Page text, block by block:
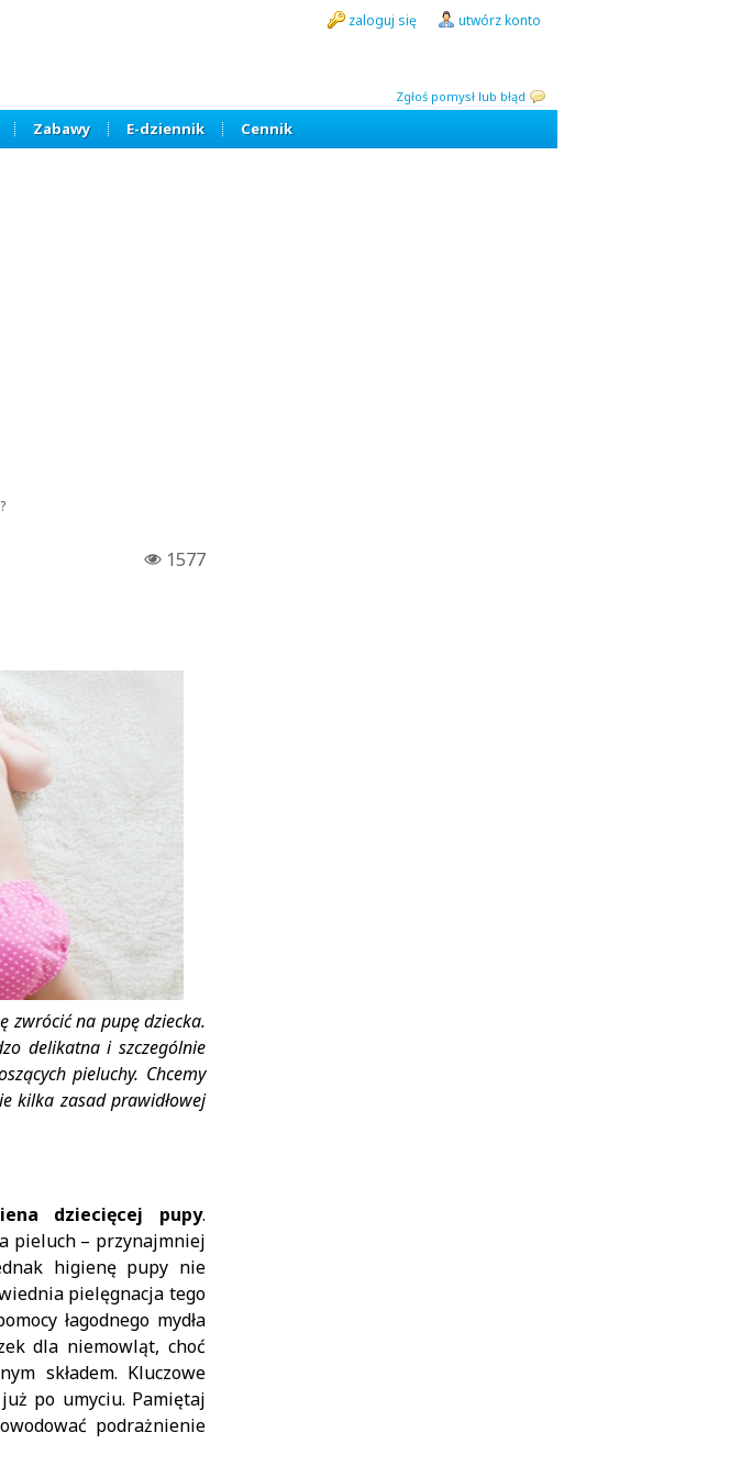
Zgłoś pomysł lub błąd
zaloguj się utwórz konto
Zabawy E-dziennik Cennik
1577
zwrócić na pupę dziecka.
delikatna i szczególnie
pieluchy. Chcemy
kilka zasad prawidłowej
dziecięcej pupy.
pieluch – przynajmniej
higienę pupy nie
pielęgnacja tego
łagodnego mydła
dla niemowląt, choć
składem. Kluczowe
po umyciu. Pamiętaj
podrażnienie